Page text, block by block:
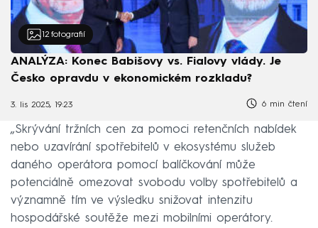
12 fotografií
ANALÝZA: Konec Babišovy vs. Fialovy vlády. Je
Česko opravdu v ekonomickém rozkladu?
3. lis 2025, 19:23 6 min čtení
„Skrývání tržních cen za pomoci retenčních nabídek
nebo uzavírání spotřebitelů v ekosystému služeb
daného operátora pomocí balíčkování může
potenciálně omezovat svobodu volby spotřebitelů a
významně tím ve výsledku snižovat intenzitu
hospodářské soutěže mezi mobilními operátory.